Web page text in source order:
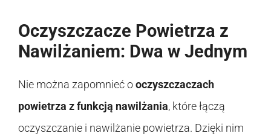
Oczyszczacze Powietrza z
Nawilżaniem: Dwa w Jednym
Nie można zapomnieć ooczyszczaczach
powietrza z funkcją nawilżania, które łączą
oczyszczanie i nawilżanie powietrza. Dzięki nim